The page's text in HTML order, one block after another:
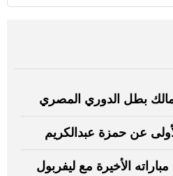
بطل الدوري المصري
عن حمزة عبدالكريم
الأخيرة مع ليفربول